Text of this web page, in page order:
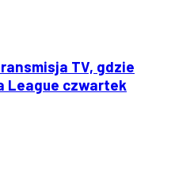
TV, gdzie
League czwartek